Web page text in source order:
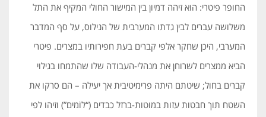
החופר פיטרי: הוא זיהה דמיון בין המישור החולי המקיף את התל
משלושה עברים לבין גדתו המערבית של הנילוס, על סף המדבר
המערבי, היכן שחקר אלפי קברים בעת חפירותיו במצרים. פיטרי
הביא ממצרים לשרוחן את מנהלי-העבודה שלו שהתמחו בגילוי
קברים בחול; שיטתם היתה פרימיטיבית אך יעילה – הם סרקו את
השטח תוך חבטות עזות במוטות-ברזל כבדים (“לוֹמים”) וזיהו לפי